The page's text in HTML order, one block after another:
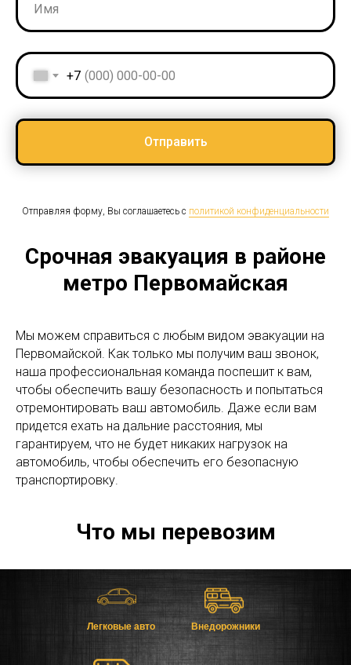
+7
Отправить
Отправляя форму, Вы соглашаетесь с политикой конфиденциальности
Срочная эвакуация в районе
метро Первомайская
Мы можем справиться с любым видом эвакуации на
Первомайской. Как только мы получим ваш звонок,
наша профессиональная команда поспешит к вам,
чтобы обеспечить вашу безопасность и попытаться
отремонтировать ваш автомобиль. Даже если вам
придется ехать на дальние расстояния, мы
гарантируем, что не будет никаких нагрузок на
автомобиль, чтобы обеспечить его безопасную
транспортировку.
Что мы перевозим
Легковые авто Внедорожники